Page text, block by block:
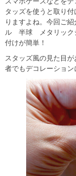
タッズを使うと取り
りますよね。今回ご
ル 半球 メタリック
付けが簡単！
スタッズ風の見た目
者でもデコレーショ